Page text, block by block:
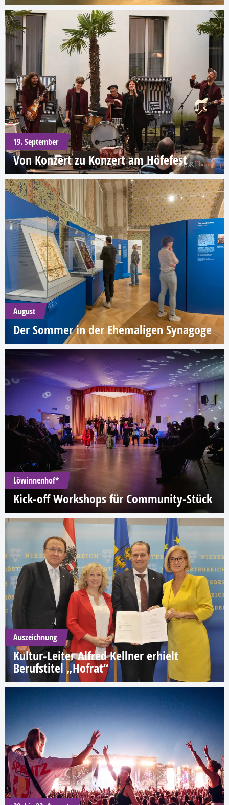
19. September
Von Konzert zu Konzert am Höfefest
August
Der Sommer in der Ehemaligen Synagoge
Löwinnenhof*
Kick-off Workshops für Community-Stück
Auszeichnung
Kultur-Leiter Alfred Kellner erhielt
Berufstitel „Hofrat“